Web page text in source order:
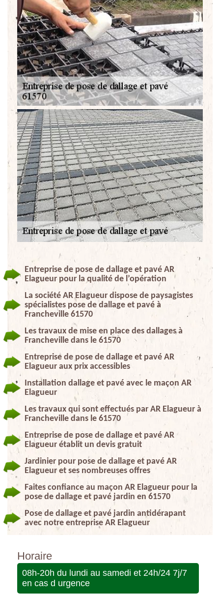
Entreprise de pose de dallage et pavé AR
Elagueur pour la qualité de l’opération
La société AR Elagueur dispose de paysagistes
spécialistes pose de dallage et pavé à
Francheville 61570
Les travaux de mise en place des dallages à
Francheville dans le 61570
Entreprise de pose de dallage et pavé AR
Elagueur aux prix accessibles
Installation dallage et pavé avec le maçon AR
Elagueur
Les travaux qui sont effectués par AR Elagueur à
Francheville dans le 61570
Entreprise de pose de dallage et pavé AR
Elagueur établit un devis gratuit
Jardinier pour pose de dallage et pavé AR
Elagueur et ses nombreuses offres
Faites confiance au maçon AR Elagueur pour la
pose de dallage et pavé jardin en 61570
Pose de dallage et pavé jardin antidérapant
avec notre entreprise AR Elagueur
Horaire
08h-20h du lundi au samedi et 24h/24 7j/7
en cas d urgence